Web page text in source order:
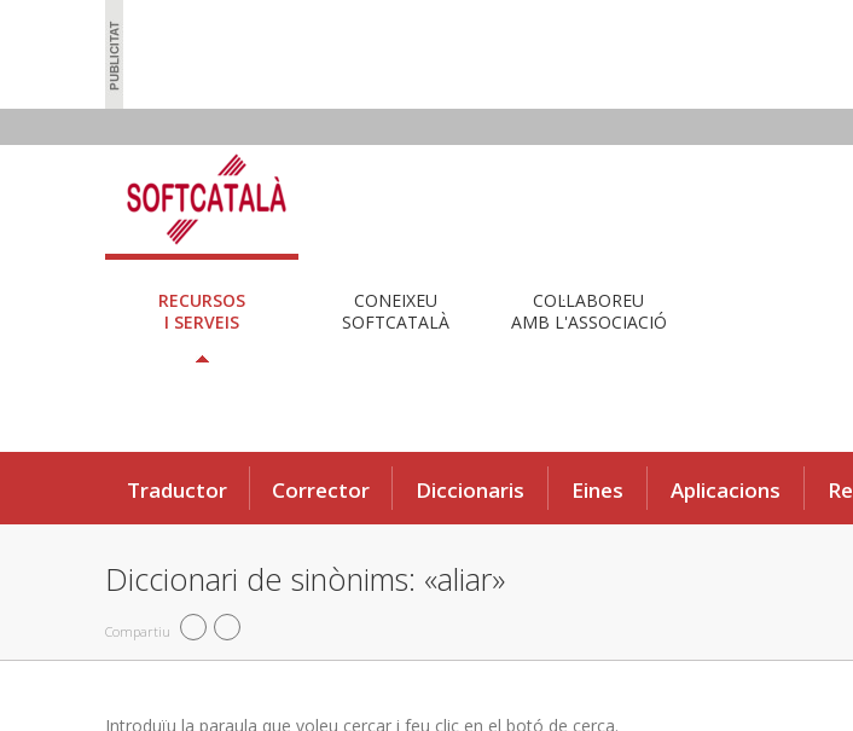
RECURSOS
I SERVEIS
CONEIXEU
SOFTCATALÀ
COL·LABOREU
AMB L'ASSOCIACIÓ
Traductor Corrector Diccionaris Eines Aplicacions
Diccionari de sinònims: «aliar»
Compartiu
Introduïu la paraula que voleu cercar i feu clic en el botó de cerca.